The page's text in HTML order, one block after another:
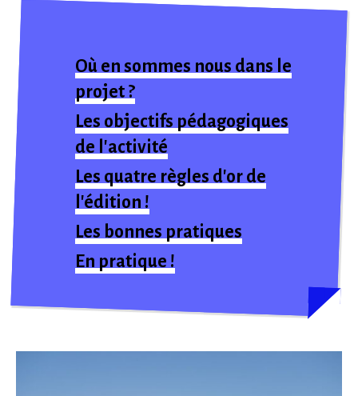
Où en sommes nous dans le
projet ?
Les objectifs pédagogiques
de l'activité
Les quatre règles d'or de
l'édition !
Les bonnes pratiques
En pratique !